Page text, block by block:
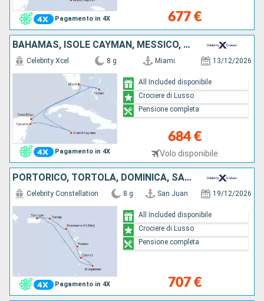
Pagamento in 4X 677 €
BAHAMAS, ISOLE CAYMAN, MESSICO, STATI UNITI
Pagamento in 4X
Celebrity Xcel 8 g Miami 13/12/2026
684 €
Volo disponibile
All Included disponibile
Crociere di Lusso
Pensione completa
PORTORICO, TORTOLA, DOMINICA, SANTA LUCIA, BARBADOS
Pagamento in 4X
Celebrity Constellation 8 g San Juan 19/12/2026
707 €
All Included disponibile
Crociere di Lusso
Pensione completa